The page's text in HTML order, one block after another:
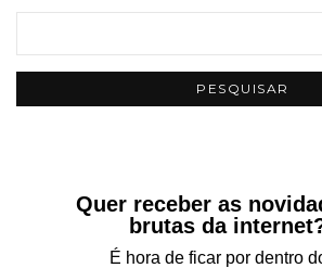
Quer receber as
brutas da
É hora de ficar por dentro